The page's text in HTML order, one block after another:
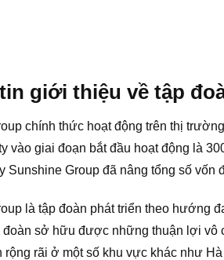
giới thiệu về tập
chính thức hoạt động trên thị
vào giai đoạn bắt đầu hoạt động là
Sunshine Group đã nâng tổng số vốn
là tập đoàn phát triển theo hướng
đoàn sở hữu được những thuận lợi vô
rộng rãi ở một số khu vực khác như